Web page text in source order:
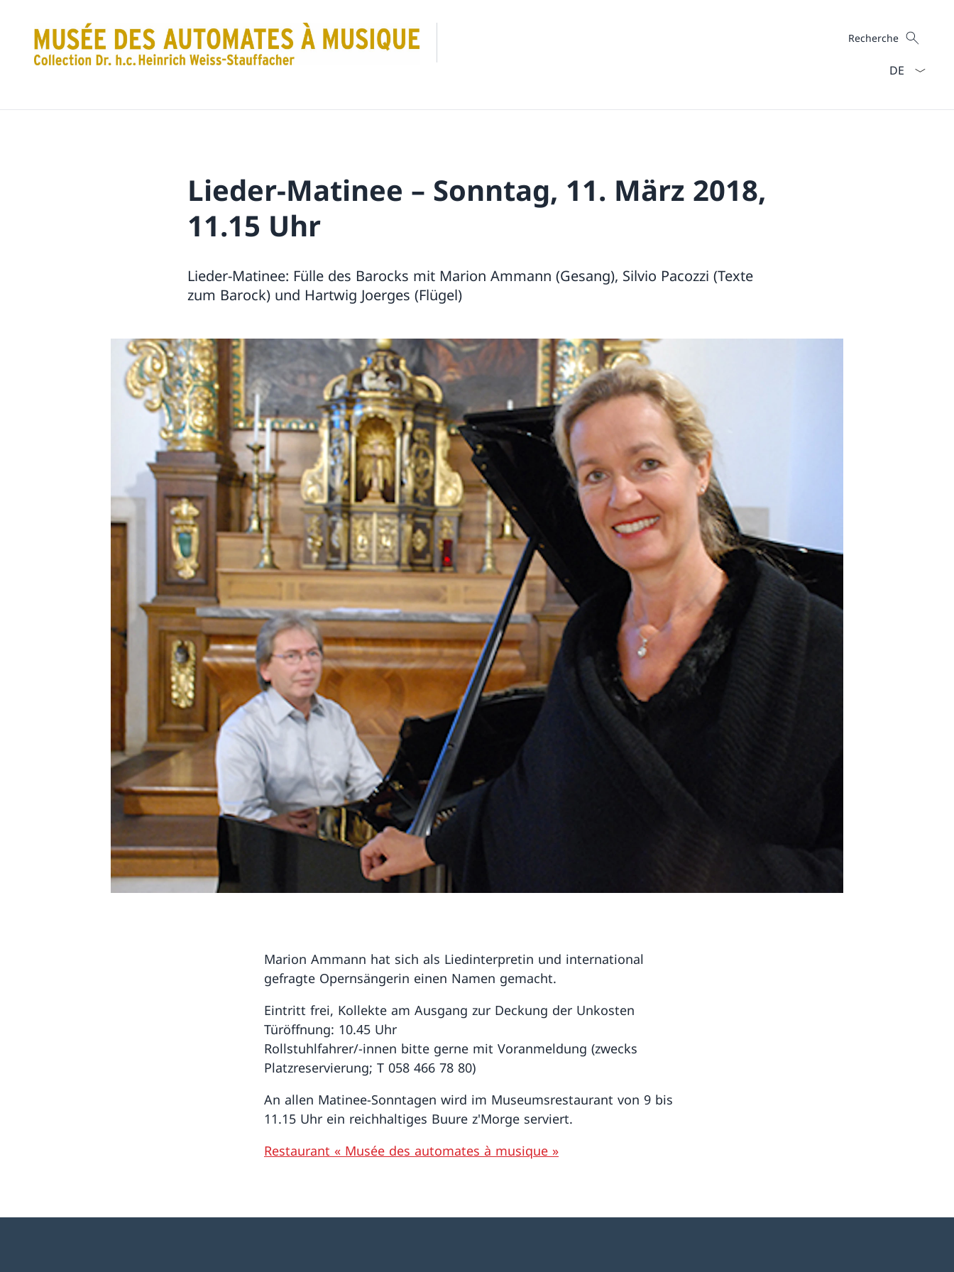
Recherche
Recherche
Lieder-Matinee – Sonntag, 11. März 2018,
11.15 Uhr
Lieder-Matinee: Fülle des Barocks mit Marion Ammann (Gesang), Silvio Pacozzi (Texte
zum Barock) und Hartwig Joerges (Flügel)
Marion Ammann hat sich als Liedinterpretin und international
gefragte Opernsängerin einen Namen gemacht.
Eintritt frei, Kollekte am Ausgang zur Deckung der Unkosten
Türöffnung: 10.45 Uhr
Rollstuhlfahrer/-innen bitte gerne mit Voranmeldung (zwecks
Platzreservierung; T 058 466 78 80)
An allen Matinee-Sonntagen wird im Museumsrestaurant von 9 bis
11.15 Uhr ein reichhaltiges Buure z'Morge serviert.
Restaurant « Musée des automates à musique »